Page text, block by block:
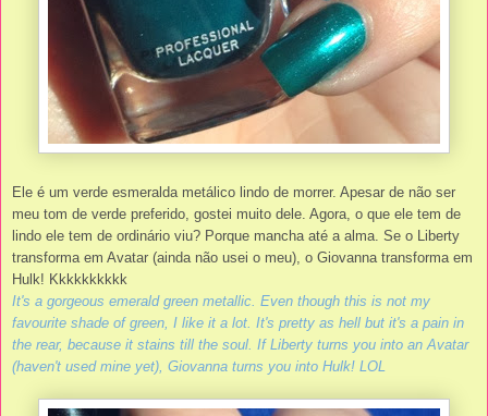
Ele é um verde esmeralda metálico lindo de morrer. Apesar de não ser
meu tom de verde preferido, gostei muito dele. Agora, o que ele tem de
lindo ele tem de ordinário viu? Porque mancha até a alma. Se o Liberty
transforma em Avatar (ainda não usei o meu), o Giovanna transforma em
Hulk! Kkkkkkkkkk
It's a gorgeous emerald green metallic. Even though this is not my
favourite shade of green, I like it a lot. It's pretty as hell but it's a pain in
the rear, because it stains till the soul. If Liberty turns you into an Avatar
(haven't used mine yet), Giovanna turns you into Hulk! LOL